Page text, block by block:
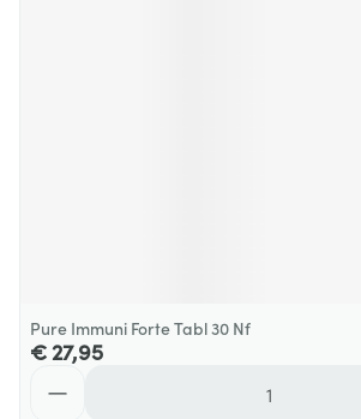
Pure Immuni Forte Tabl 30 Nf
€ 27,95